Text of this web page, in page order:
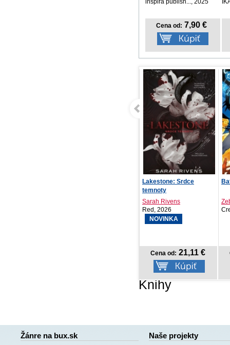
inspira publish..., 2025
Cena od: 7,90 €
Batman / Deadpool
Zeb Wells
Crew, 2026
Cena od: 15,09 €
Knihy
Žánre na bux.sk Naše projekty